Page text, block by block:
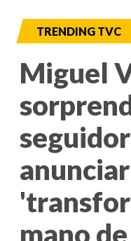
TRENDING TVC
Miguel
mano